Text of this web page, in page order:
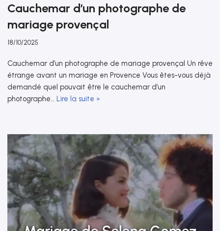
Cauchemar d’un photographe de
mariage provençal
18/10/2025
Cauchemar d’un photographe de mariage provençal Un rêve
étrange avant un mariage en Provence Vous êtes-vous déjà
demandé quel pouvait être le cauchemar d’un
photographe… Lire la suite »